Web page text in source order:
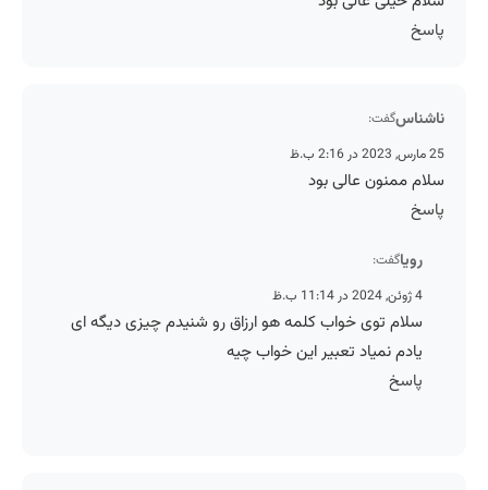
پاسخ
ناشناسگفت:
25 مارس, 2023 در 2:16 ب.ظ
سلام ممنون عالی بود
پاسخ
رویاگفت:
4 ژوئن, 2024 در 11:14 ب.ظ
سلام توی خواب کلمه هو ارزاق رو شنیدم چیزی دیگه ای
یادم نمیاد تعبیر این خواب چیه
پاسخ